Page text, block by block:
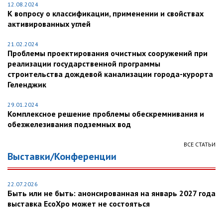
12.08.2024
К вопросу о классификации, применении и свойствах
активированных углей
21.02.2024
Проблемы проектирования очистных сооружений при
реализации государственной программы
строительства дождевой канализации города-курорта
Геленджик
29.01.2024
Комплексное решение проблемы обескремнивания и
обезжелезивания подземных вод
ВСЕ СТАТЬИ
Выставки/Конференции
22.07.2026
Быть или не быть: анонсированная на январь 2027 года
выставка EcoXpo может не состояться